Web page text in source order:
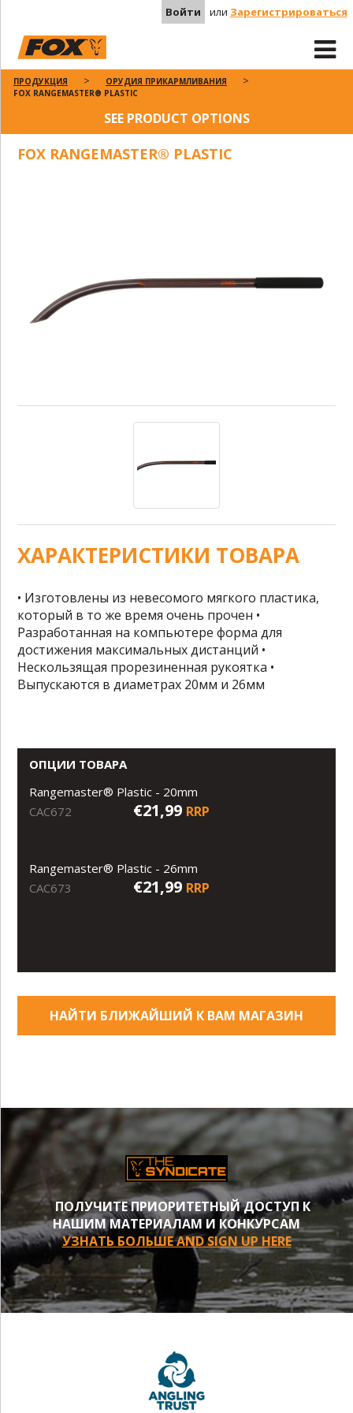
Войти или Зарегистрироваться
ПРОДУКЦИЯ
ОРУДИЯ ПРИКАРМЛИВАНИЯ
FOX RANGEMASTER® PLASTIC
SEE PRODUCT OPTIONS
FOX RANGEMASTER® PLASTIC
ХАРАКТЕРИСТИКИ ТОВАРА
• Изготовлены из невесомого мягкого пластика,
который в то же время очень прочен •
Разработанная на компьютере форма для
достижения максимальных дистанций •
Нескользящая прорезиненная рукоятка •
Выпускаются в диаметрах 20мм и 26мм
ОПЦИИ ТОВАРА
Rangemaster® Plastic - 20mm
CAC672
€21,99 RRP
Rangemaster® Plastic - 26mm
CAC673
€21,99 RRP
НАЙТИ БЛИЖАЙШИЙ К ВАМ МАГАЗИН
ПОЛУЧИТЕ ПРИОРИТЕТНЫЙ ДОСТУП К
НАШИМ МАТЕРИАЛАМ И КОНКУРСАМ
УЗНАТЬ БОЛЬШЕ AND SIGN UP HERE